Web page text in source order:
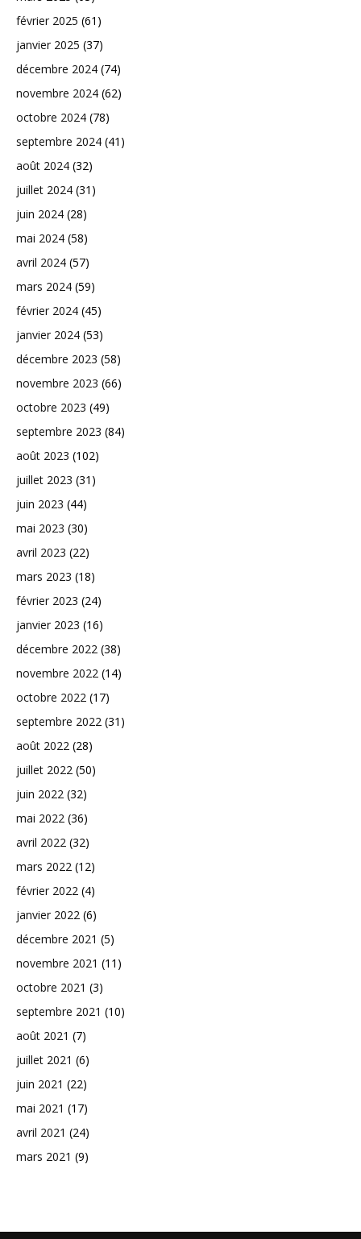
février 2025 (61)
janvier 2025 (37)
décembre 2024 (74)
novembre 2024 (62)
octobre 2024 (78)
septembre 2024 (41)
août 2024 (32)
juillet 2024 (31)
juin 2024 (28)
mai 2024 (58)
avril 2024 (57)
mars 2024 (59)
février 2024 (45)
janvier 2024 (53)
décembre 2023 (58)
novembre 2023 (66)
octobre 2023 (49)
septembre 2023 (84)
août 2023 (102)
juillet 2023 (31)
juin 2023 (44)
mai 2023 (30)
avril 2023 (22)
mars 2023 (18)
février 2023 (24)
janvier 2023 (16)
décembre 2022 (38)
novembre 2022 (14)
octobre 2022 (17)
septembre 2022 (31)
août 2022 (28)
juillet 2022 (50)
juin 2022 (32)
mai 2022 (36)
avril 2022 (32)
mars 2022 (12)
février 2022 (4)
janvier 2022 (6)
décembre 2021 (5)
novembre 2021 (11)
octobre 2021 (3)
septembre 2021 (10)
août 2021 (7)
juillet 2021 (6)
juin 2021 (22)
mai 2021 (17)
avril 2021 (24)
mars 2021 (9)